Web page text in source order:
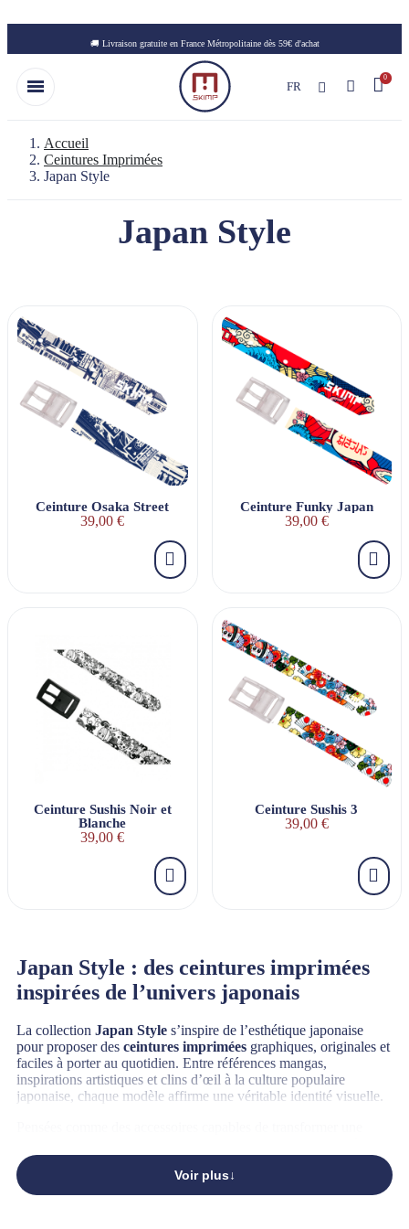
🚚 Livraison gratuite en France Métropolitaine dès 59€ d'achat
FR
Accueil
Ceintures Imprimées
Japan Style
Japan Style
Ceinture Osaka Street
39,00 €
Ceinture Funky Japan
39,00 €
Ceinture Sushis Noir et
Blanche
39,00 €
Ceinture Sushis 3
39,00 €
Japan Style : des ceintures imprimées
inspirées de l’univers japonais
La collection Japan Style s’inspire de l’esthétique japonaise
pour proposer des ceintures imprimées graphiques, originales et
faciles à porter au quotidien. Entre références mangas,
inspirations artistiques et clins d’œil à la culture populaire
japonaise, chaque modèle affirme une véritable identité visuelle.
facilement dans un look casual, streetwear ou plus minimaliste.
Des motifs japonais forts et
Voir plus